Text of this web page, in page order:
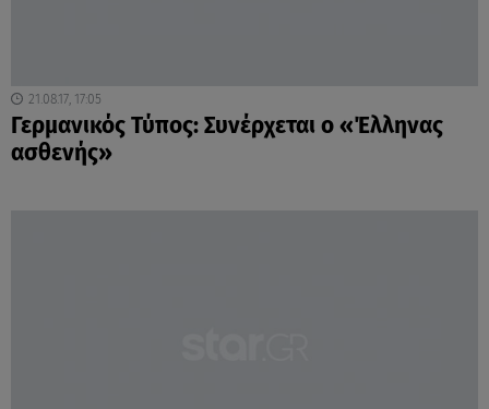
21.08.17, 17:05
Γερμανικός Τύπος: Συνέρχεται ο «Έλληνας
ασθενής»